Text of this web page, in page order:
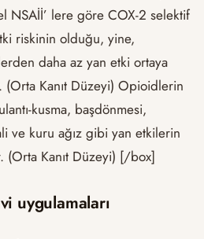
NSAİİ’ lere göre COX-2 selektif
riskinin olduğu, yine,
daha az yan etki ortaya
(Orta Kanıt Düzeyi) Opioidlerin
kusma, başdönmesi,
ve kuru ağız gibi yan etkilerin
Kanıt Düzeyi) [/box]
uygulamaları